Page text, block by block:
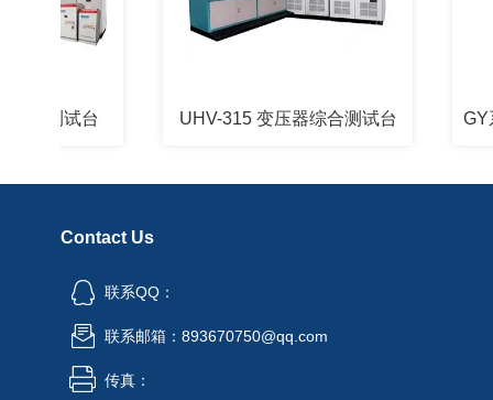
UHV-315 变压器综合测试台
Contact Us
联系QQ：
联系邮箱：893670750@qq.com
传真：